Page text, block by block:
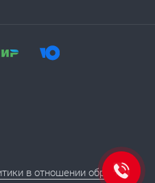
в отношении обработки